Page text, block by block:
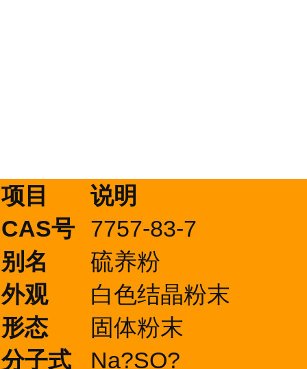
项目
说明
CAS号
7757-83-7
别名
硫养粉
外观
白色结晶粉末
形态
固体粉末
分子式
Na?SO?